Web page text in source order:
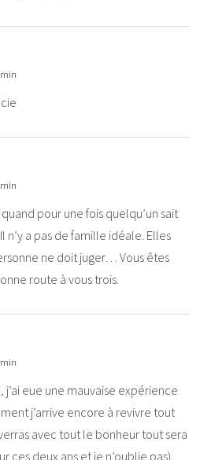
pour une fois quelqu’un sait
n’y a pas de famille idéale. Elles
ne doit juger… Vous êtes
route à vous trois.
eue une mauvaise expérience
j’arrive encore à revivre tout
avec tout le bonheur tout sera
ces deux ans et je n’oublie pas),